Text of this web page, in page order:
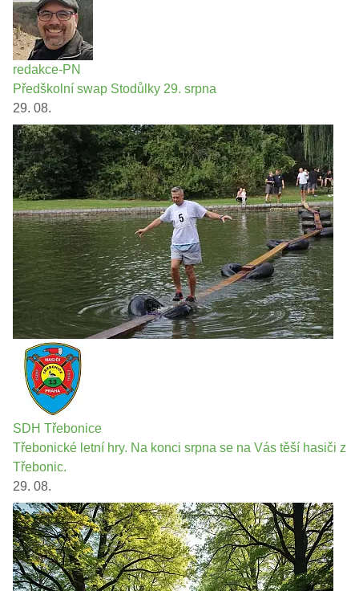
redakce-PN
Předškolní swap Stodůlky 29. srpna
29. 08.
SDH Třebonice
Třebonické letní hry. Na konci srpna se na Vás těší hasiči z
Třebonic.
29. 08.